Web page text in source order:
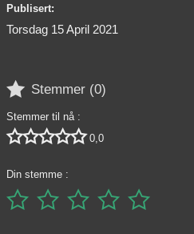
Publisert:
Torsdag 15 April 2021
 Stemmer (0)
Stemmer til nå :
 0,0
Din stemme :
    